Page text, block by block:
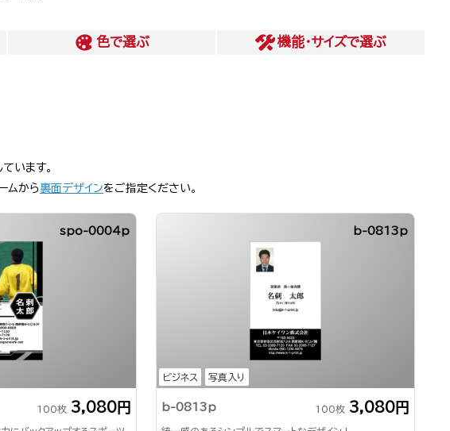
色で選ぶ 機能・サイズで選ぶ
います。
ムから裏面デザインをご指定ください。
spo-0004p
100枚 3,080円
ビジネス 写真入り
b-0813p
b-0813p 100枚 3,080円